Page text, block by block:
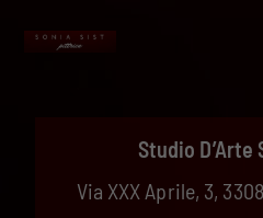
Studio
Via XXX Aprile, 3,